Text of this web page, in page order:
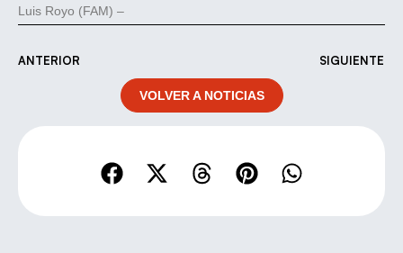
Luis Royo (FAM) –
ANTERIOR SIGUIENTE
VOLVER A NOTICIAS